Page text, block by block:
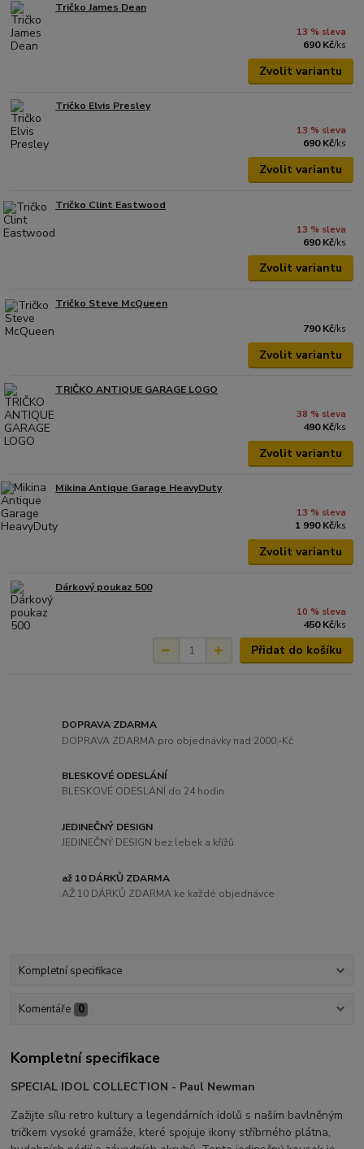
Tričko James Dean
13 % sleva
690 Kč/ks
Zvolit variantu
Tričko Elvis Presley
13 % sleva
690 Kč/ks
Zvolit variantu
Tričko Clint Eastwood
13 % sleva
690 Kč/ks
Zvolit variantu
Tričko Steve McQueen
790 Kč/ks
Zvolit variantu
TRIČKO ANTIQUE GARAGE LOGO
38 % sleva
490 Kč/ks
Zvolit variantu
Mikina Antique Garage HeavyDuty
13 % sleva
1 990 Kč/ks
Zvolit variantu
Dárkový poukaz 500
10 % sleva
450 Kč/ks
Přidat do košíku
DOPRAVA ZDARMA
DOPRAVA ZDARMA pro objednávky nad 2000,-Kč
BLESKOVÉ ODESLÁNÍ
BLESKOVÉ ODESLÁNÍ do 24 hodin
JEDINEČNÝ DESIGN
JEDINEČNÝ DESIGN bez lebek a křížů
až 10 DÁRKŮ ZDARMA
AŽ 10 DÁRKŮ ZDARMA ke každé objednávce
Kompletní specifikace
Komentáře 0
Kompletní specifikace
SPECIAL IDOL COLLECTION - Paul Newman
Zažijte sílu retro kultury a legendárních idolů s naším bavlněným
tričkem vysoké gramáže, které spojuje ikony stříbrného plátna,